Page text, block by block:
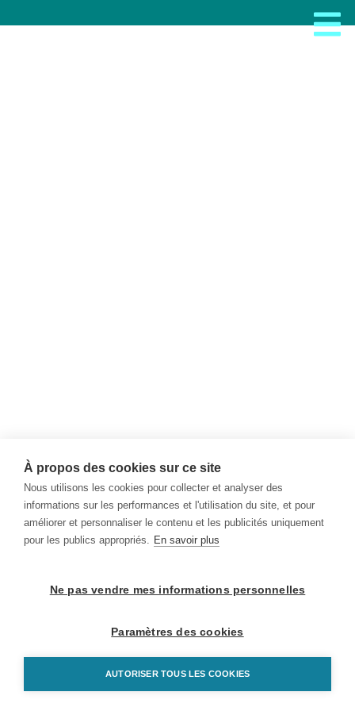
À propos des cookies sur ce site
Nous utilisons les cookies pour collecter et analyser des
informations sur les performances et l'utilisation du site, et pour
améliorer et personnaliser le contenu et les publicités uniquement
pour les publics appropriés. En savoir plus
Ne pas vendre mes informations personnelles
Paramètres des cookies
AUTORISER TOUS LES COOKIES